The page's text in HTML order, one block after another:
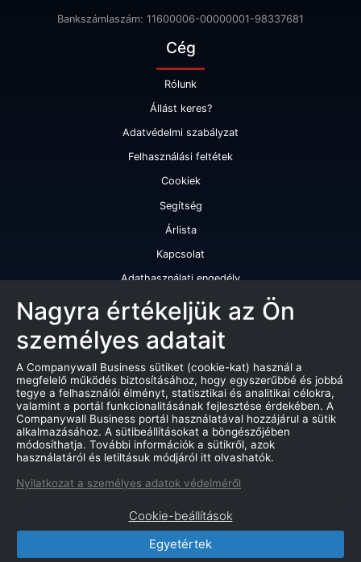
Bankszámlaszám: 11600006-00000001-98337681
Cég
Rólunk
Állást keres?
Adatvédelmi szabályzat
Felhasználási feltétek
Cookiek
Segítség
Árlista
Kapcsolat
Adathasználati engedély
Szolgáltatásaink
Cégminősítés
Cégminősítési riport
Kiváló cégminősítési tanúsítvány
Termékek
Companywall Business - Adattovábbítási szerződés
Marketing adatbázis
Nagyra értékeljük az Ön
személyes adatait
A Companywall Business sütiket (cookie-kat) használ a
megfelelő működés biztosításához, hogy egyszerűbbé és jobbá
tegye a felhasználói élményt, statisztikai és analitikai célokra,
valamint a portál funkcionalitásának fejlesztése érdekében. A
Companywall Business portál használatával hozzájárul a sütik
alkalmazásához. A sütibeállításokat a böngészőjében
módosíthatja. További információk a sütikről, azok
használatáról és letiltásuk módjáról itt olvashatók.
Nyilatkozat a személyes adatok védelméről
Cookie-beállítások
Egyetértek